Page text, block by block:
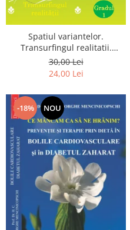
Spatiul variantelor.
Transurfingul realitatii.
Gradul 1. Cum sa ne
dezvoltam intuitia si sa ne
30,00 Lei
24,00 Lei
-18% NOU